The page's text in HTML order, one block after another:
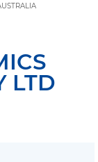
LTD